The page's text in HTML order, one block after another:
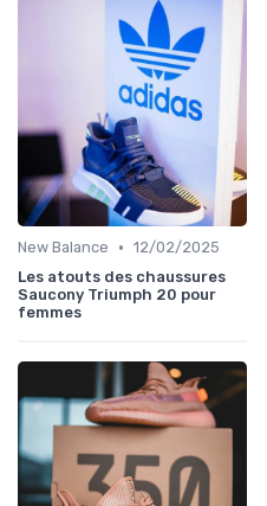
New Balance • 12/02/2025
Les atouts des chaussures
Saucony Triumph 20 pour
femmes